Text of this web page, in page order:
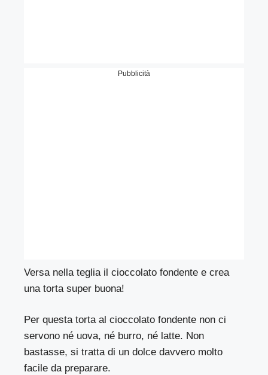
Pubblicità
Versa nella teglia il cioccolato fondente e crea
una torta super buona!
Per questa torta al cioccolato fondente non ci
servono né uova, né burro, né latte. Non
bastasse, si tratta di un dolce davvero molto
facile da preparare.